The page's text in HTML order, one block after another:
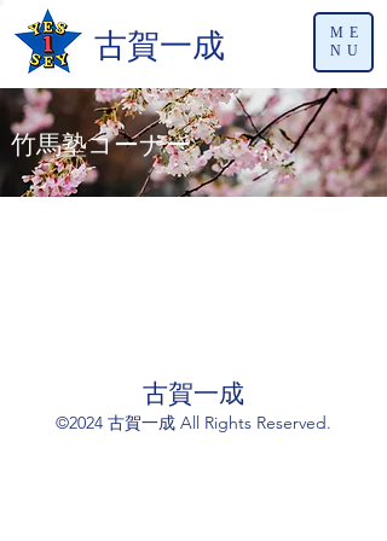
ME
NU
古賀一成
竹馬塾コーナー
古賀一成
©2024 古賀一成 All Rights Reserved.